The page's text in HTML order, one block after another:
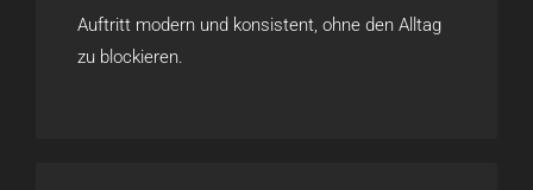
Auftritt modern und konsistent, ohne den Alltag
zu blockieren.